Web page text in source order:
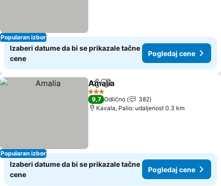
Popularan izbor
Izaberi datume da bi se prikazale tačne
cene
Pogledaj cene
Popularan izbor
Deli Dodati u favorite
Amalia
3 Zvezdice
9,7 Odlično
382
Kavala, Palio: udaljenost 0.3 km
Izaberi datume da bi se prikazale tačne
cene
Pogledaj cene